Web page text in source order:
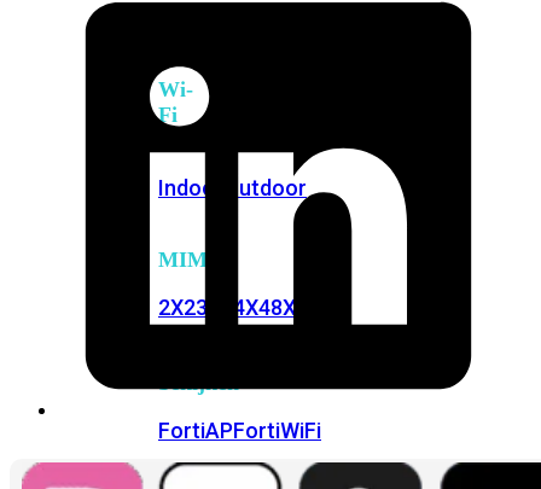
Wi-
Fi
Indoor Outdoor
MIMO
2X23X3 4X48X8
bekijken
FortiAPFortiWiFi